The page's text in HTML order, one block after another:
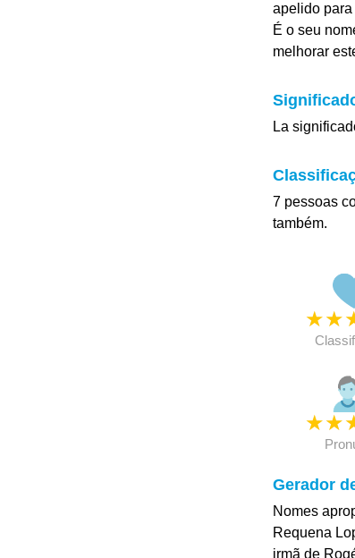
apelido
É o seu
melhorar
La
7 pessoas
também.
★★
★★
Gerador
Nomes
Requena
irmã de